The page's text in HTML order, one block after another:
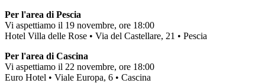
Per l'area di Pescia
Vi aspettiamo il 19 novembre, ore 18:00
Hotel Villa delle Rose • Via del Castellare, 21 • Pescia
Per l'area di Cascina
Vi aspettiamo il 22 novembre, ore 18:00
Euro Hotel • Viale Europa, 6 • Cascina